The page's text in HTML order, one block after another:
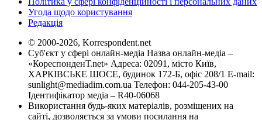
Угода щодо користування
Редакція
© 2000-2026, Korrespondent.net
Суб'єкт у сфері онлайн-медіа Назва онлайн-медіа –
«КореспонденТ.net» Адреса: 02091, місто Київ,
ХАРКІВСЬКЕ ШОСЕ, будинок 172-Б, офіс 208/1 E-mail:
sunlight@mediadim.com.ua Телефон: 044-205-43-00
Ідентифікатор медіа – R40-06068
Використання будь-яких матеріалів, розміщених на
сайті, дозволяється за умови посилання на